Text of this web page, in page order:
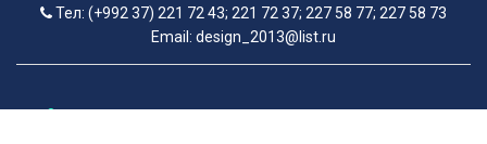
Тел: (+992 37) 221 72 43; 221 72 37; 227 58 77; 227 58 73
Email: design_2013@list.ru